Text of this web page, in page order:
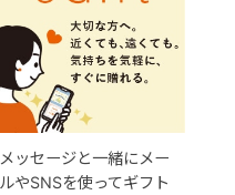
メッセージと一緒にメー
ルやSNSを使ってギフト